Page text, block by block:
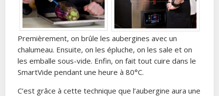
Premièrement, on brûle les aubergines avec un
chalumeau. Ensuite, on les épluche, on les sale et on
les emballe sous-vide. Enfin, on fait tout cuire dans le
SmartVide pendant une heure à 80°C.
C’est grâce à cette technique que l’aubergine aura une